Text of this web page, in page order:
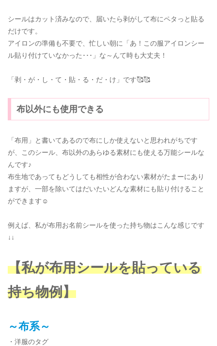
シールはカット済みなので、届いたら剥がして布にペタっと貼る
だけです。
アイロンの準備も不要で、忙しい朝に「あ！この服アイロンシー
ル貼り付けていなかった･･･」な～んて時も大丈夫！
「剥・が・し・て・貼・る・だ・け」です🥰🥰
布以外にも使用できる
「布用」と書いてあるので布にしか使えないと思われがちです
が、このシール、布以外のあらゆる素材にも使える万能シールな
んです♪
布生地であってもどうしても相性が合わない素材がたまーにあり
ますが、一部を除いてはだいたいどんな素材にも貼り付けること
ができます☺
例えば、私が布用お名前シールを使った持ち物はこんな感じです
↓↓
【私が布用シールを貼っている
持ち物例】
～布系～
・洋服のタグ